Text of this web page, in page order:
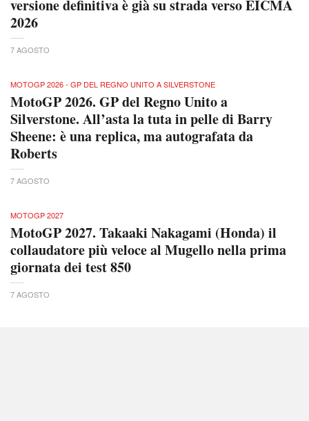
versione definitiva è già su strada verso EICMA
2026
7 AGOSTO
MOTOGP 2026 - GP DEL REGNO UNITO A SILVERSTONE
MotoGP 2026. GP del Regno Unito a
Silverstone. All’asta la tuta in pelle di Barry
Sheene: è una replica, ma autografata da
Roberts
7 AGOSTO
MOTOGP 2027
MotoGP 2027. Takaaki Nakagami (Honda) il
collaudatore più veloce al Mugello nella prima
giornata dei test 850
7 AGOSTO